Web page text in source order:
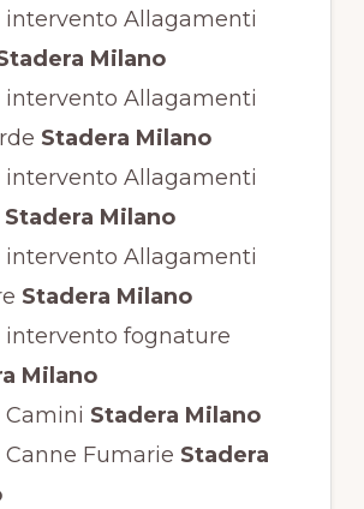
intervento Allagamenti
Milano
intervento Allagamenti
Stadera Milano
intervento Allagamenti
Stadera Milano
intervento Allagamenti
Stadera Milano
intervento fognature
Milano
Camini Stadera Milano
Fumarie Stadera